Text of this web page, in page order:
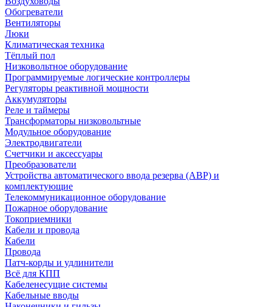
Обогреватели
Вентиляторы
Люки
Климатическая техника
Тёплый пол
Низковольтное оборудование
Программируемые логические контроллеры
Регуляторы реактивной мощности
Аккумуляторы
Реле и таймеры
Трансформаторы низковольтные
Модульное оборудование
Электродвигатели
Счетчики и аксессуары
Преобразователи
Устройства автоматического ввода резерва (АВР) и
комплектующие
Телекоммуникационное оборудование
Пожарное оборудование
Токоприемники
Кабели и провода
Кабели
Провода
Патч-корды и удлинители
Всё для КПП
Кабеленесущие системы
Кабельные вводы